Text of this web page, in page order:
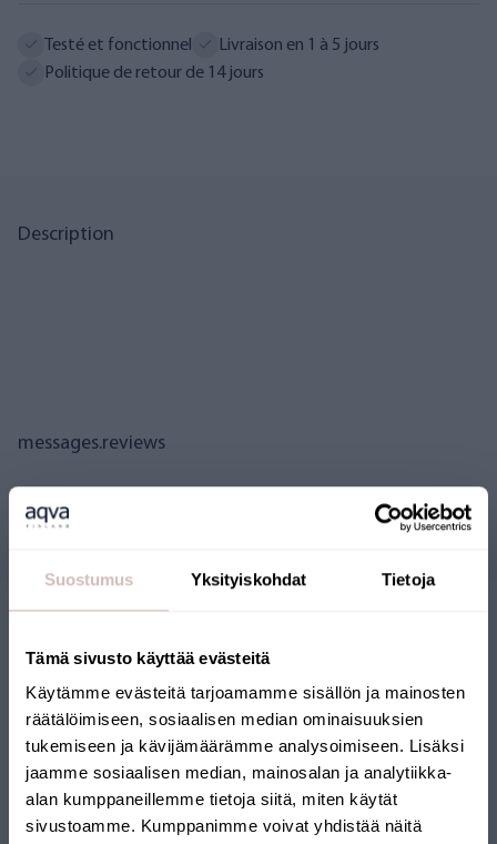
Suostumus Yksityiskohdat Tietoja
Tämä sivusto käyttää evästeitä
Käytämme evästeitä tarjoamamme sisällön ja mainosten
räätälöimiseen, sosiaalisen median ominaisuuksien
tukemiseen ja kävijämäärämme analysoimiseen. Lisäksi
jaamme sosiaalisen median, mainosalan ja analytiikka-
alan kumppaneillemme tietoja siitä, miten käytät
sivustoamme. Kumppanimme voivat yhdistää näitä
Testé et fonctionnel
Livraison en 1 à 5 jours
Politique de retour de 14 jours
Description
messages.reviews
Questions
BOUTIQUE EN LIGNE
FINLANDAISE